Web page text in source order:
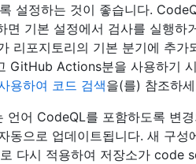
설정하는 것이 좋습니다.
면 기본 설정에서 검사를 실행
리포지토리의 기본 분기에 추가
GitHub Actions분을 사용하기
용하여 코드 검색을(를) 참조하
언어 CodeQL를 포함하도록 변
동으로 업데이트됩니다. 새 구
다시 적용하여 저장소가 code